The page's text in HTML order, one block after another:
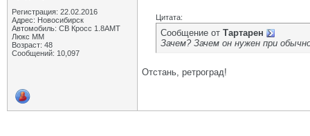
Регистрация: 22.02.2016
Адрес: Новосибирск
Автомобиль: СВ Кросс 1.8АМТ
Люкс ММ
Возраст: 48
Сообщений: 10,097
Цитата:
Сообщение от Тартарен
Зачем? Зачем он нужен при
Отстань, ретроград!